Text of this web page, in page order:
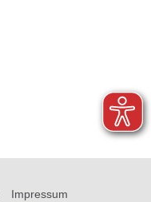
Impressum